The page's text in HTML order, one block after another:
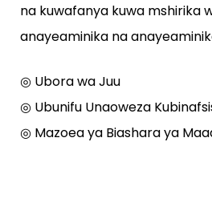
na kuwafanya kuwa mshirika
anayeaminika na
◎ Ubora wa Juu
◎ Ubunifu Unaoweza
◎ Mazoea ya Biashara ya